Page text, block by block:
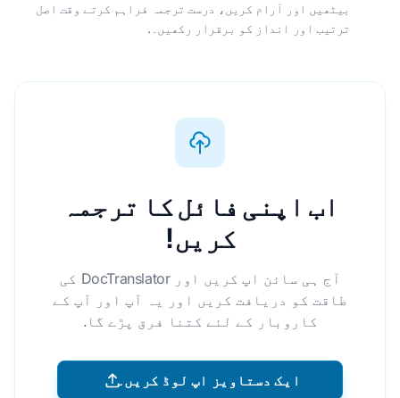
بیٹھیں اور آرام کریں، درست ترجمہ فراہم کرتے وقت اصل
ترتیب اور انداز کو برقرار رکھیں۔.
اب اپنی فائل کا ترجمہ
کریں!
آج ہی سائن اپ کریں اور DocTranslator کی
طاقت کو دریافت کریں اور یہ آپ اور آپ کے
کاروبار کے لئے کتنا فرق پڑے گا.
ایک دستاویز اپ لوڈ کریں۔